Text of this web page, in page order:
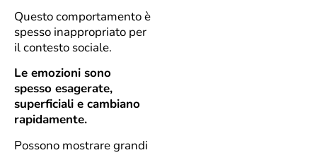
Questo comportamento è
spesso inappropriato per
il contesto sociale.
Le emozioni sono
spesso esagerate,
superficiali e cambiano
rapidamente.
Possono mostrare grandi